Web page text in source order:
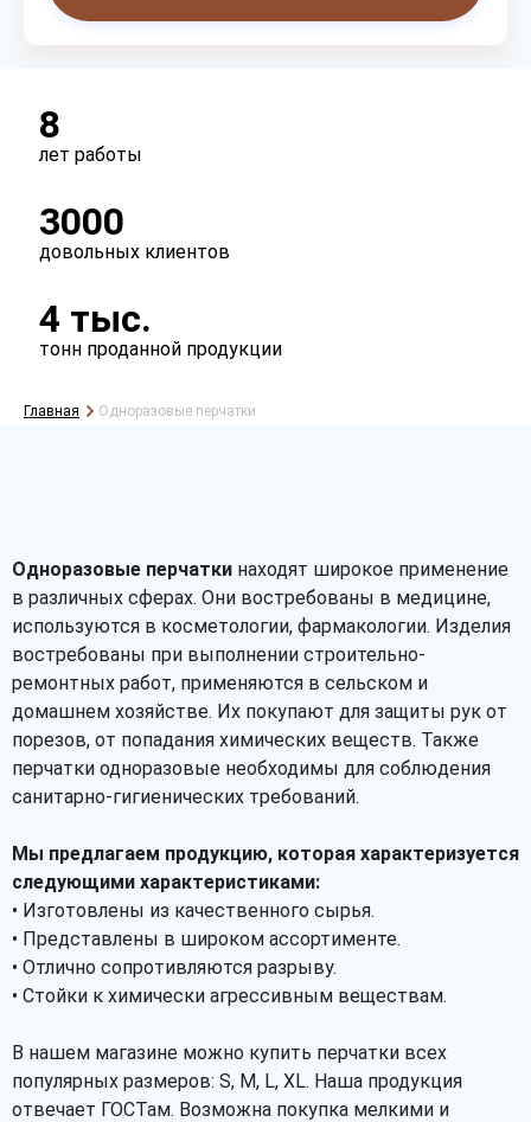
8
лет работы
3000
довольных клиентов
4 тыс.
тонн проданной продукции
Главная Одноразовые перчатки
Одноразовые перчатки находят широкое применение
в различных сферах. Они востребованы в медицине,
используются в косметологии, фармакологии. Изделия
востребованы при выполнении строительно-
ремонтных работ, применяются в сельском и
домашнем хозяйстве. Их покупают для защиты рук от
порезов, от попадания химических веществ. Также
перчатки одноразовые необходимы для соблюдения
санитарно-гигиенических требований.
Мы предлагаем продукцию, которая характеризуется
следующими характеристиками:
• Изготовлены из качественного сырья.
• Представлены в широком ассортименте.
• Отлично сопротивляются разрыву.
• Стойки к химически агрессивным веществам.
В нашем магазине можно купить перчатки всех
популярных размеров: S, M, L, XL. Наша продукция
отвечает ГОСТам. Возможна покупка мелкими и